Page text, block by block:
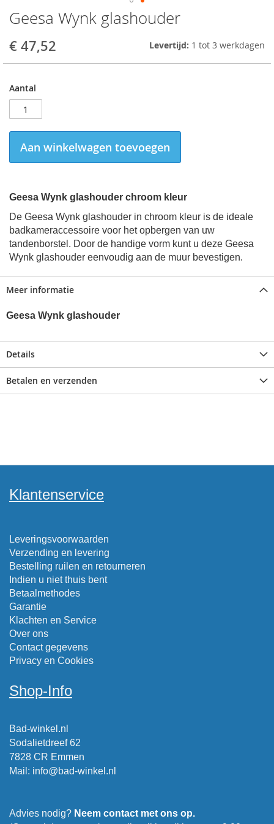
Geesa Wynk glashouder
€ 47,52 Levertijd: 1 tot 3 werkdagen
Aantal
Aan winkelwagen toevoegen
Geesa Wynk glashouder chroom kleur
De Geesa Wynk glashouder in chroom kleur is de ideale
badkameraccessoire voor het opbergen van uw
tandenborstel. Door de handige vorm kunt u deze Geesa
Wynk glashouder eenvoudig aan de muur bevestigen.
Skip
to
the
beginning
of
images
gallery
Meer informatie
Geesa Wynk glashouder
Details
Betalen en verzenden
Klantenservice
Leveringsvoorwaarden
Verzending en levering
Bestelling ruilen en retourneren
Indien u niet thuis bent
Betaalmethodes
Garantie
Klachten en Service
Over ons
Contact gegevens
Privacy en Cookies
Shop-Info
Bad-winkel.nl
Sodalietdreef 62
7828 CR Emmen
Mail : info@bad-winkel.nl
Advies nodig? Neem contact met ons op.